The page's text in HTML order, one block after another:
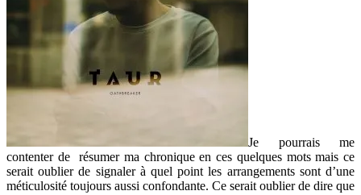
Je pourrais me
contenter de résumer ma chronique en ces quelques mots mais ce
serait oublier de signaler à quel point les arrangements sont d’une
méticulosité toujours aussi confondante. Ce serait oublier de dire que